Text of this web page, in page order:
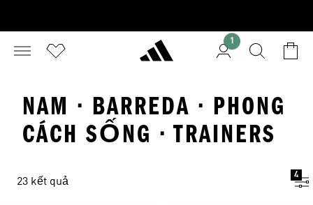
1
NAM · BARREDA · PHONG
CÁCH SỐNG · TRAINERS
23 kết quả
4